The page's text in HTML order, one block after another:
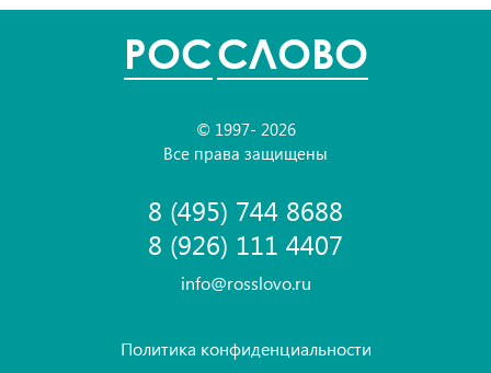
POCСЛОВО
© 1997- 2026
Все права защищены
8 (495) 744 8688
8 (926) 111 4407
info@rosslovo.ru
Политика конфиденциальности